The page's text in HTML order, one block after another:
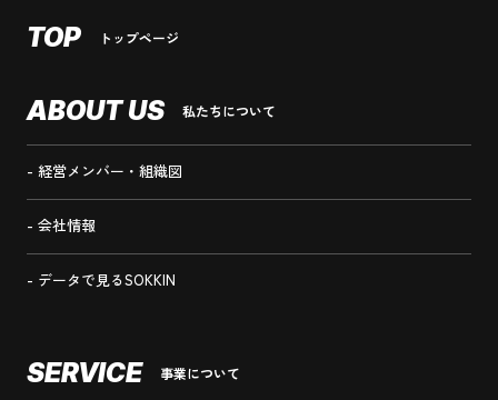
TOP トップページ
ABOUT US 私たちについて
経営メンバー・組織図
会社情報
データで見るSOKKIN
SERVICE 事業について